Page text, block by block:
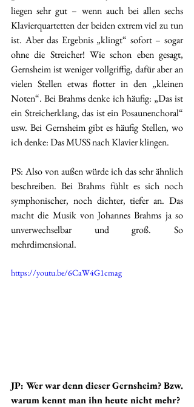
liegen sehr gut – wenn auch bei allen sechs
Klavierquartetten der beiden extrem viel zu tun
ist. Aber das Ergebnis „klingt“ sofort – sogar
ohne die Streicher! Wie schon eben gesagt,
Gernsheim ist weniger vollgriffig, dafür aber an
vielen Stellen etwas flotter in den „kleinen
Noten“. Bei Brahms denke ich häufig: „Das ist
ein Streicherklang, das ist ein Posaunenchoral“
usw. Bei Gernsheim gibt es häufig Stellen, wo
ich denke: Das MUSS nach Klavier klingen.
PS: Also von außen würde ich das sehr ähnlich
beschreiben. Bei Brahms fühlt es sich noch
symphonischer, noch dichter, tiefer an. Das
macht die Musik von Johannes Brahms ja so
unverwechselbar und groß. So
mehrdimensional.
https://youtu.be/6CaW4G1cmag
JP: Wer war denn dieser Gernsheim? Bzw.
warum kennt man ihn heute nicht mehr?